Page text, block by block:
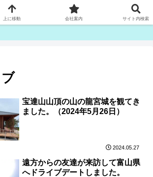
ム製造販売は津田産業直販部です
宝達山山頂の山の龍宮城を観てき
ました。（2024年5月26日）
2024.05.27
遠方からの友達が来訪して富山県
へドライブデートしました。
上に移動 会社案内 サイト内検索